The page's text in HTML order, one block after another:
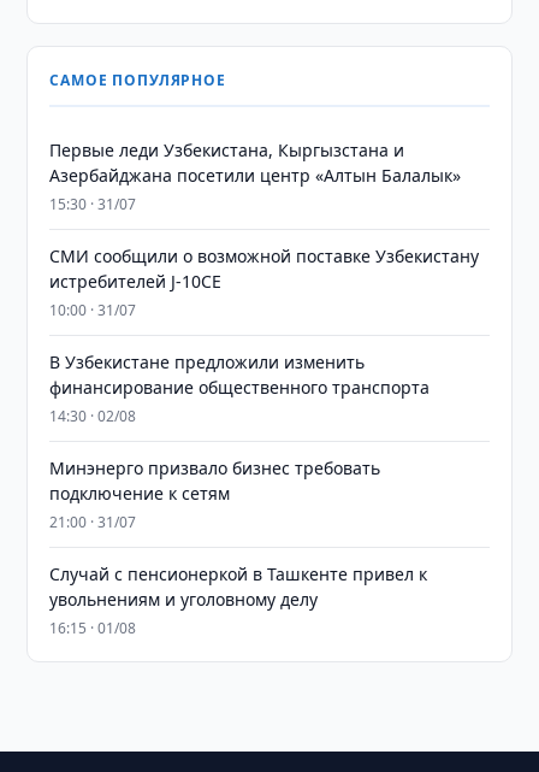
САМОЕ ПОПУЛЯРНОЕ
Первые леди Узбекистана, Кыргызстана и
Азербайджана посетили центр «Алтын Балалык»
15:30 · 31/07
СМИ сообщили о возможной поставке Узбекистану
истребителей J-10CE
10:00 · 31/07
В Узбекистане предложили изменить
финансирование общественного транспорта
14:30 · 02/08
Минэнерго призвало бизнес требовать
подключение к сетям
21:00 · 31/07
Случай с пенсионеркой в Ташкенте привел к
увольнениям и уголовному делу
16:15 · 01/08